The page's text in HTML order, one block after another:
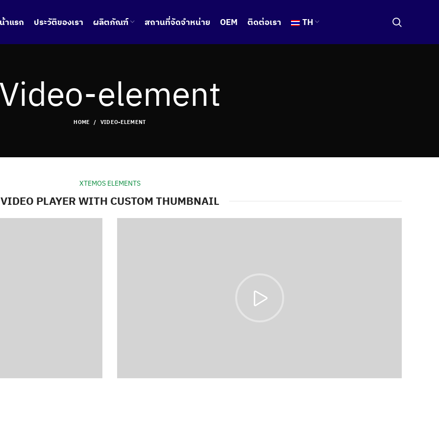
าแรก ประวัติของเรา ผลิตภัณฑ์ สถานที่จัดจำหน่าย OEM ติดต่อเรา TH
element
HOME VIDEO-ELEMENT
XTEMOS ELEMENTS
VIDEO PLAYER WITH CUSTOM THUMBNAIL